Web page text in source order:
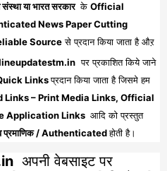
या भारत सरकार के Official
News Paper Cutting
Sourceसे प्रदान किया जाता है औऱ
पर प्रकाशित किये जाने
Linksप्रदान किया जाता है जिसमे हम
– Print Media Links, Official
Application Links आदि को प्रस्तुत
प्रमाणिक / Authenticatedहोती है।
अपनी वेबसाइट पर